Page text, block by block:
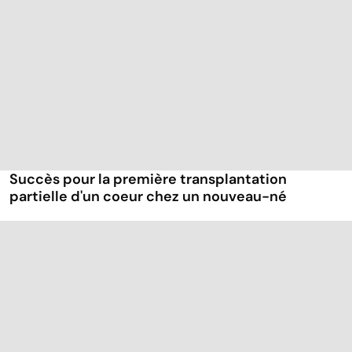
Succès pour la première transplantation
partielle d'un coeur chez un nouveau-né